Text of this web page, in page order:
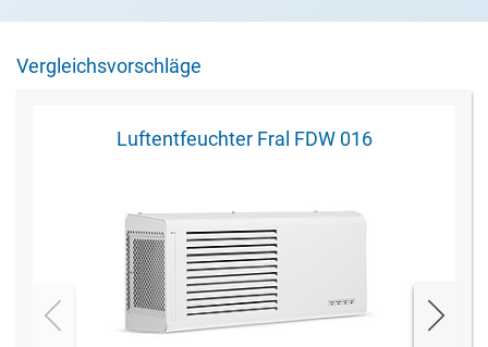
Vergleichsvorschläge
Luftentfeuchter Fral FDW 016